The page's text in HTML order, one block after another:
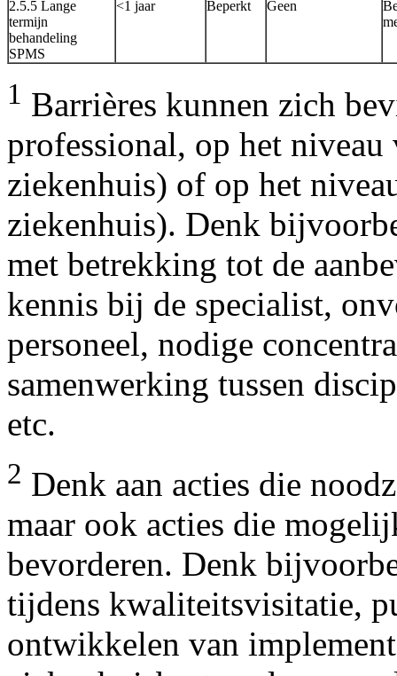
2.5.5 Lange
termijn
behandeling
SPMS
<1 jaar Beperkt Geen
1 Barrières kunnen zich
professional, op het niveau
ziekenhuis) of op het
ziekenhuis). Denk
met betrekking tot de
kennis bij de specialist,
personeel, nodige
samenwerking tussen
etc.
2 Denk aan acties die
maar ook acties die
bevorderen. Denk
tijdens kwaliteitsvisitatie,
ontwikkelen van